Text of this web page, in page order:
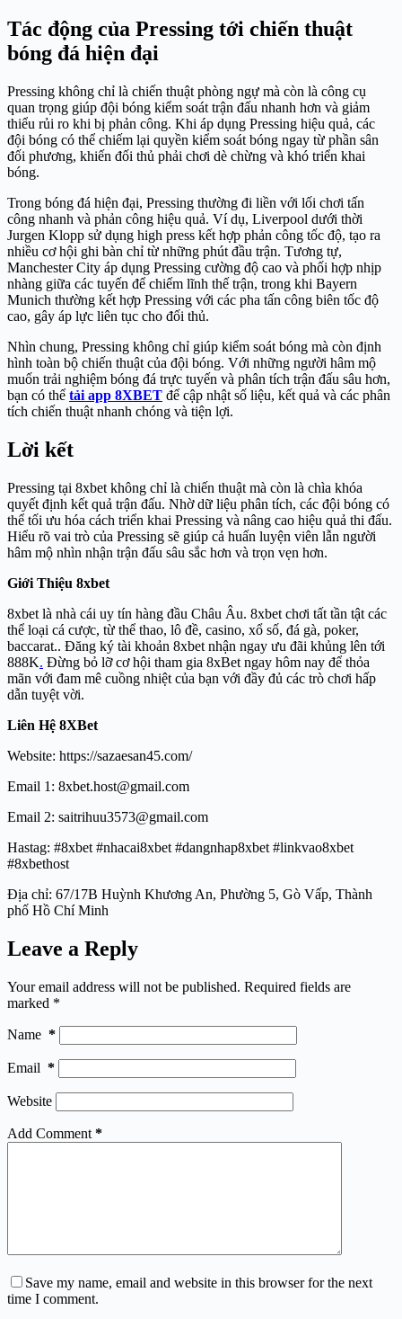
Tác động của Pressing tới chiến thuật
bóng đá hiện đại
Pressing không chỉ là chiến thuật phòng ngự mà còn là công cụ
quan trọng giúp đội bóng kiểm soát trận đấu nhanh hơn và giảm
thiểu rủi ro khi bị phản công. Khi áp dụng Pressing hiệu quả, các
đội bóng có thể chiếm lại quyền kiểm soát bóng ngay từ phần sân
đối phương, khiến đối thủ phải chơi dè chừng và khó triển khai
bóng.
Trong bóng đá hiện đại, Pressing thường đi liền với lối chơi tấn
công nhanh và phản công hiệu quả. Ví dụ, Liverpool dưới thời
Jurgen Klopp sử dụng high press kết hợp phản công tốc độ, tạo ra
nhiều cơ hội ghi bàn chỉ từ những phút đầu trận. Tương tự,
Manchester City áp dụng Pressing cường độ cao và phối hợp nhịp
nhàng giữa các tuyến để chiếm lĩnh thế trận, trong khi Bayern
Munich thường kết hợp Pressing với các pha tấn công biên tốc độ
cao, gây áp lực liên tục cho đối thủ.
Nhìn chung, Pressing không chỉ giúp kiểm soát bóng mà còn định
hình toàn bộ chiến thuật của đội bóng. Với những người hâm mộ
muốn trải nghiệm bóng đá trực tuyến và phân tích trận đấu sâu hơn,
bạn có thể tải app 8XBET để cập nhật số liệu, kết quả và các phân
tích chiến thuật nhanh chóng và tiện lợi.
Lời kết
Pressing tại 8xbet không chỉ là chiến thuật mà còn là chìa khóa
quyết định kết quả trận đấu. Nhờ dữ liệu phân tích, các đội bóng có
thể tối ưu hóa cách triển khai Pressing và nâng cao hiệu quả thi đấu.
Hiểu rõ vai trò của Pressing sẽ giúp cả huấn luyện viên lẫn người
hâm mộ nhìn nhận trận đấu sâu sắc hơn và trọn vẹn hơn.
Giới Thiệu 8xbet
8xbet là nhà cái uy tín hàng đầu Châu Âu. 8xbet chơi tất tần tật các
thể loại cá cược, từ thể thao, lô đề, casino, xổ số, đá gà, poker,
baccarat.. Đăng ký tài khoản 8xbet nhận ngay ưu đãi khủng lên tới
888K. Đừng bỏ lỡ cơ hội tham gia 8xBet ngay hôm nay để thỏa
mãn với đam mê cuồng nhiệt của bạn với đầy đủ các trò chơi hấp
dẫn tuyệt vời.
Liên Hệ 8XBet
Website: https://sazaesan45.com/
Email 1: 8xbet.host@gmail.com
Email 2: saitrihuu3573@gmail.com
Hastag: #8xbet #nhacai8xbet #dangnhap8xbet #linkvao8xbet
#8xbethost
Địa chỉ: 67/17B Huỳnh Khương An, Phường 5, Gò Vấp, Thành
phố Hồ Chí Minh
Leave a Reply
Your email address will not be published. Required fields are
marked *
Name *
Email *
Website
Add Comment *
Save my name, email and website in this browser for the next
time I comment.